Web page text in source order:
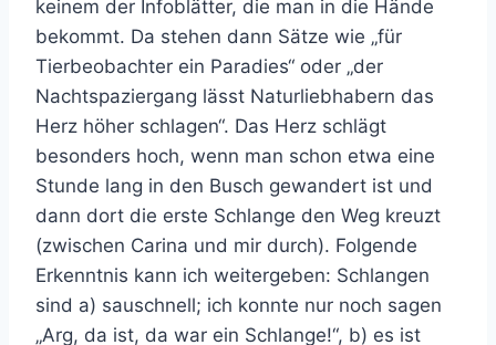
keinem der Infoblätter, die man in die Hände
bekommt. Da stehen dann Sätze wie „für
Tierbeobachter ein Paradies“ oder „der
Nachtspaziergang lässt Naturliebhabern das
Herz höher schlagen“. Das Herz schlägt
besonders hoch, wenn man schon etwa eine
Stunde lang in den Busch gewandert ist und
dann dort die erste Schlange den Weg kreuzt
(zwischen Carina und mir durch). Folgende
Erkenntnis kann ich weitergeben: Schlangen
sind a) sauschnell; ich konnte nur noch sagen
„Arg, da ist, da war ein Schlange!“, b) es ist